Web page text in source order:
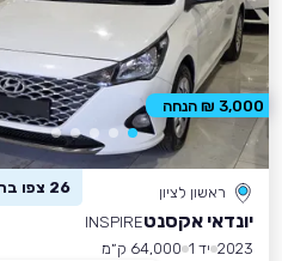
ראשון לציון 26 צפו ברכב זה
יונדאי אקסנטINSPIRE
2023 יד 1
64,000 ק״מ
3,000 ₪ הנחה